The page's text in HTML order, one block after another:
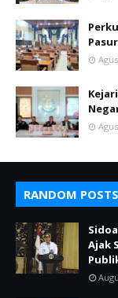
RANDOM POSTS
Ajak